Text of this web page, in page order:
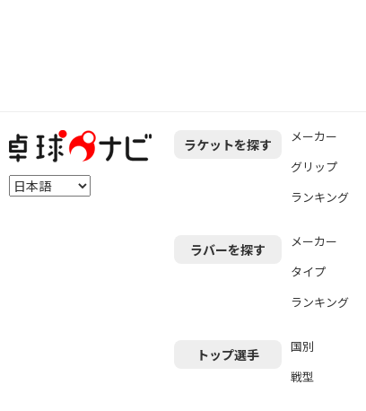
ラケットを探す メーカー
グリップ
ランキング
ラバーを探す メーカー
タイプ
ランキング
トップ選手 国別
戦型